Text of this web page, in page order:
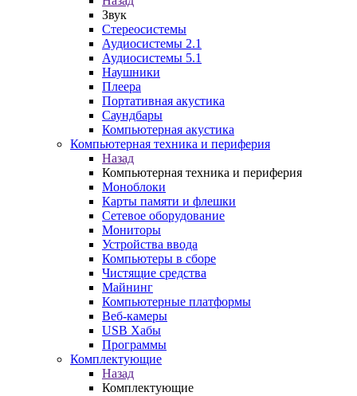
Звук
Стереосистемы
Аудиосистемы 2.1
Аудиосистемы 5.1
Наушники
Плеера
Портативная акустика
Саундбары
Компьютерная акустика
Компьютерная техника и периферия
Назад
Компьютерная техника и периферия
Моноблоки
Карты памяти и флешки
Сетевое оборудование
Мониторы
Устройства ввода
Компьютеры в сборе
Чистящие средства
Майнинг
Компьютерные платформы
Веб-камеры
USB Хабы
Программы
Комплектующие
Назад
Комплектующие